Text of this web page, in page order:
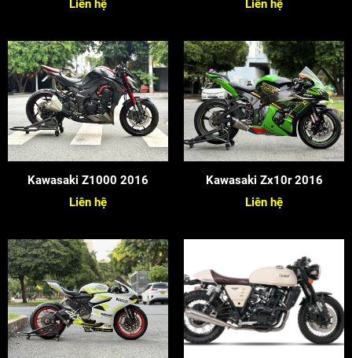
Liên hệ Liên hệ
Kawasaki Z1000 2016
Liên hệ
Kawasaki Zx10r 2016
Liên hệ